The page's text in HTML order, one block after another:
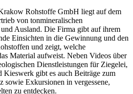
Rohstoffe GmbH liegt auf dem
von tonmineralischen
Ausland. Die Firma gibt auf ihrem
Einsichten in die Gewinnung und den
und zeigt, welche
Material aufweist. Neben Videos über
Dienstleistungen für Ziegelei,
Kieswerk gibt es auch Beiträge zum
sowie Exkursionen in vergessene,
zu entdecken.